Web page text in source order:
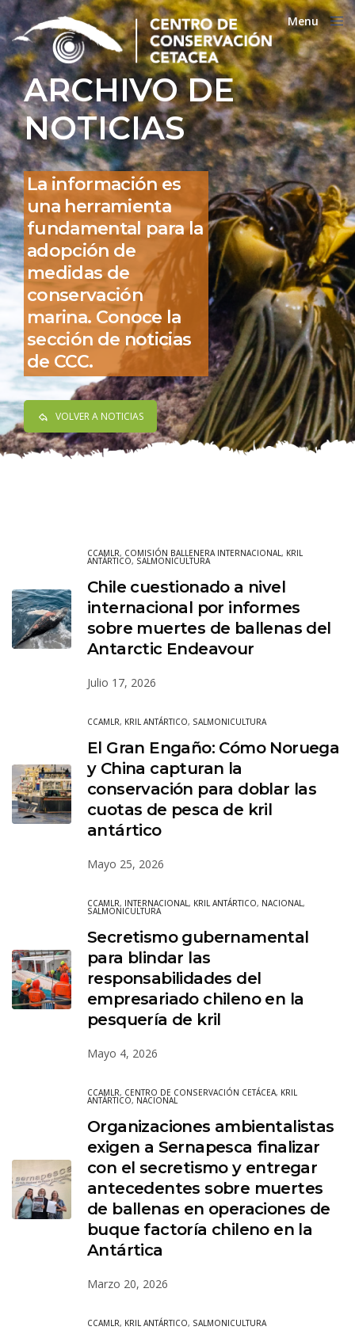
ARCHIVO DE
NOTICIAS
La información es
una herramienta
fundamental para la
adopción de
medidas de
conservación
marina. Conoce la
sección de noticias
de CCC.
VOLVER A NOTICIAS
Menu
Close
CCAMLR, COMISIÓN BALLENERA INTERNACIONAL, KRIL
ANTÁRTICO, SALMONICULTURA
Chile cuestionado a nivel
internacional por informes
sobre muertes de ballenas del
Antarctic Endeavour
Julio 17, 2026
CCAMLR, KRIL ANTÁRTICO, SALMONICULTURA
El Gran Engaño: Cómo Noruega
y China capturan la
conservación para doblar las
cuotas de pesca de kril
antártico
Mayo 25, 2026
CCAMLR, INTERNACIONAL, KRIL ANTÁRTICO, NACIONAL,
SALMONICULTURA
Secretismo gubernamental
para blindar las
responsabilidades del
empresariado chileno en la
pesquería de kril
Mayo 4, 2026
CCAMLR, CENTRO DE CONSERVACIÓN CETÁCEA, KRIL
ANTÁRTICO, NACIONAL
Organizaciones ambientalistas
exigen a Sernapesca finalizar
con el secretismo y entregar
antecedentes sobre muertes
de ballenas en operaciones de
buque factoría chileno en la
Antártica
Marzo 20, 2026
CCAMLR, KRIL ANTÁRTICO, SALMONICULTURA